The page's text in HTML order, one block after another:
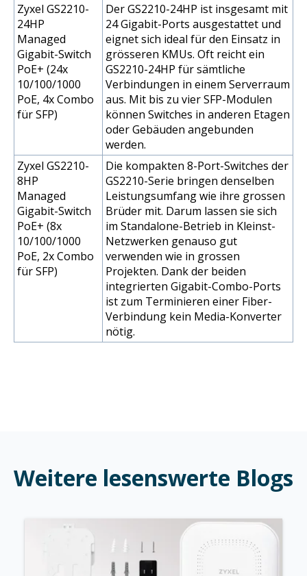
Zyxel GS2210-
24HP
Managed
Gigabit-Switch
PoE+ (24x
10/100/1000
PoE, 4x Combo
für SFP)
Der GS2210-24HP ist insgesamt mit
24 Gigabit-Ports ausgestattet und
eignet sich ideal für den Einsatz in
grösseren KMUs. Oft reicht ein
GS2210-24HP für sämtliche
Verbindungen in einem Serverraum
aus. Mit bis zu vier SFP-Modulen
können Switches in anderen Etagen
oder Gebäuden angebunden
werden.
Zyxel GS2210-
8HP
Managed
Gigabit-Switch
PoE+ (8x
10/100/1000
PoE, 2x Combo
für SFP)
Die kompakten 8-Port-Switches der
GS2210-Serie bringen denselben
Leistungsumfang wie ihre grossen
Brüder mit. Darum lassen sie sich
im Standalone-Betrieb in Kleinst-
Netzwerken genauso gut
verwenden wie in grossen
Projekten. Dank der beiden
integrierten Gigabit-Combo-Ports
ist zum Terminieren einer Fiber-
Verbindung kein Media-Konverter
nötig.
Weitere lesenswerte Blogs